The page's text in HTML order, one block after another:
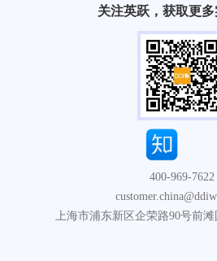
关注英跃，获取更
400-969-7622
上海市浦东新区企荣路90号前滩